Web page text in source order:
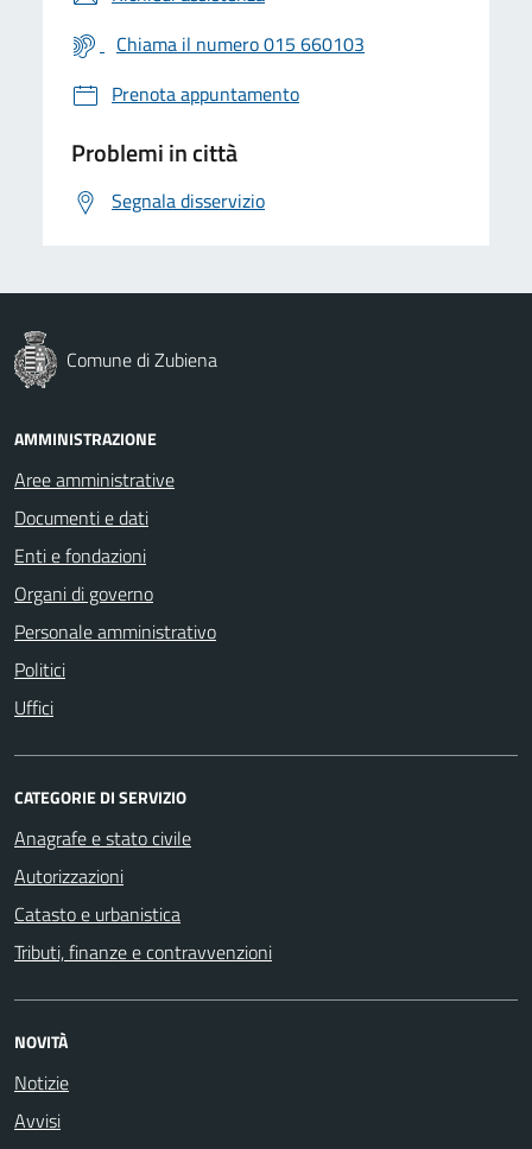
Chiama il numero 015 660103
Prenota appuntamento
Problemi in città
Segnala disservizio
Comune di Zubiena
AMMINISTRAZIONE
Aree amministrative
Documenti e dati
Enti e fondazioni
Organi di governo
Personale amministrativo
Politici
Uffici
CATEGORIE DI SERVIZIO
Anagrafe e stato civile
Autorizzazioni
Catasto e urbanistica
Tributi, finanze e contravvenzioni
NOVITÀ
Notizie
Avvisi